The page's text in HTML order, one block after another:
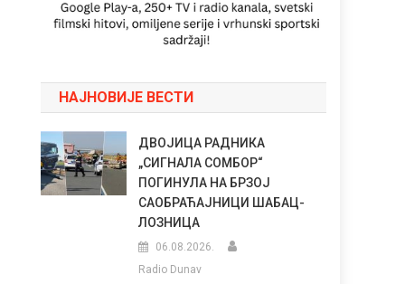
НАЈНОВИЈЕ ВЕСТИ
ДВОЈИЦА РАДНИКА
„СИГНАЛА СОМБОР“
ПОГИНУЛА НА БРЗОЈ
САОБРАЋАЈНИЦИ ШАБАЦ-
ЛОЗНИЦА
06.08.2026.
Radio Dunav